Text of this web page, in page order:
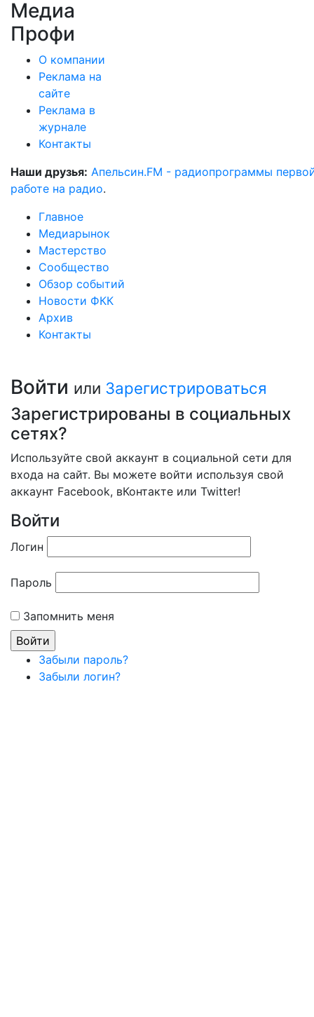
Медиа
Профи
О компании
Реклама на
сайте
Реклама в
журнале
Контакты
Наши друзья: Апельсин.FM - радиопрограммы
работе на радио.
Главное
Медиарынок
Мастерство
Сообщество
Обзор событий
Новости ФКК
Архив
Контакты
Войти или Зарегистрироваться
Зарегистрированы в социальных
сетях?
Используйте свой аккаунт в социальной сети для
входа на сайт. Вы можете войти используя свой
аккаунт Facebook, вКонтакте или Twitter!
Войти
Логин
Пароль
Запомнить меня
Забыли пароль?
Забыли логин?